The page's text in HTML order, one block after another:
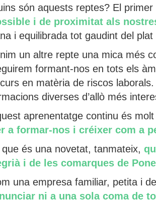
són aquests reptes? El
i de proximitat als
i equilibrada tot gaudint del
un altre repte una mica més
formant-nos en tots els
en matèria de riscos
diverses d’allò més
aprenentatge continu és molt
a formar-nos i créixer com a
és una novetat, tanmateix,
i de les comarques de
una empresa familiar, petita i
ni a una sola coma de